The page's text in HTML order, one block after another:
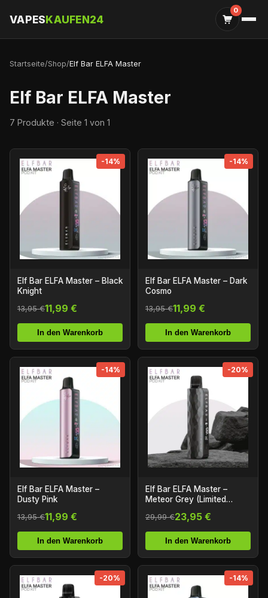
VAPESKAUFEN24
0
Startseite/Shop/Elf Bar ELFA Master
Elf Bar ELFA Master
7 Produkte · Seite 1 von 1
-14%
Elf Bar ELFA Master – Black
Knight
13,95 €11,99 €
In den Warenkorb
-14%
Elf Bar ELFA Master – Dark
Cosmo
13,95 €11,99 €
In den Warenkorb
-14%
Elf Bar ELFA Master –
Dusty Pink
13,95 €11,99 €
In den Warenkorb
-20%
Elf Bar ELFA Master –
Meteor Grey (Limited
29,99 €23,95 €
In den Warenkorb
-20% -14%